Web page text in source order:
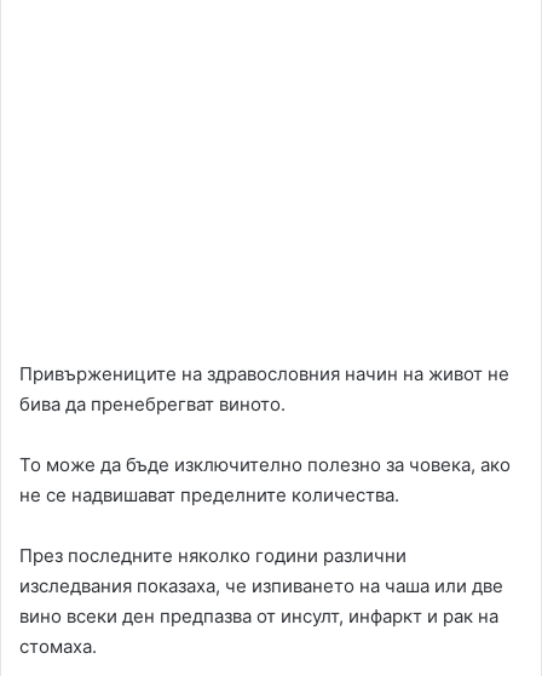
Привържениците на здравословния начин на живот не
бива да пренебрегват виното.
То може да бъде изключително полезно за човека, ако
не се надвишават пределните количества.
През последните няколко години различни
изследвания показаха, че изпиването на чаша или две
вино всеки ден предпазва от инсулт, инфаркт и рак на
стомаха.